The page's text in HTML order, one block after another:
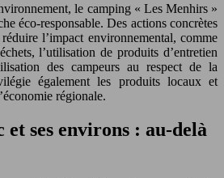
le camping « Les Menhirs »
éco-responsable. Des actions concrètes
l’impact environnemental, comme
l’utilisation de produits d’entretien
des campeurs au respect de la
également les produits locaux et
régionale.
ses environs : au-delà